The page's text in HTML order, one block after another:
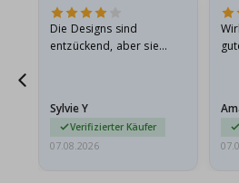
Die Designs sind
entzückend, aber sie
sie…
Sylvie Y
Verifizierter Käufer
07.08.2026